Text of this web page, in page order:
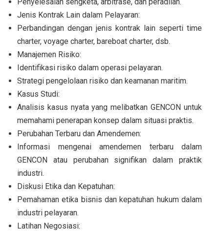
Jenis Kontrak Lain dalam Pelayaran:
Perbandingan dengan jenis kontrak lain seperti time
charter, voyage charter, bareboat charter, dsb.
Manajemen Risiko:
Identifikasi risiko dalam operasi pelayaran.
Strategi pengelolaan risiko dan keamanan maritim.
Kasus Studi:
Analisis kasus nyata yang melibatkan GENCON untuk
memahami penerapan konsep dalam situasi praktis.
Perubahan Terbaru dan Amendemen:
Informasi mengenai amendemen terbaru dalam
GENCON atau perubahan signifikan dalam praktik
industri.
Diskusi Etika dan Kepatuhan:
Pemahaman etika bisnis dan kepatuhan hukum dalam
industri pelayaran.
Latihan Negosiasi: